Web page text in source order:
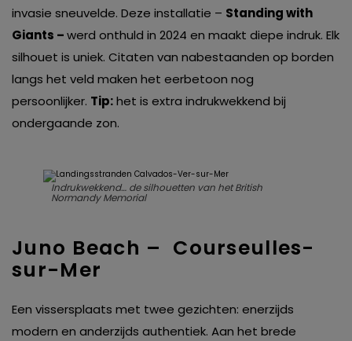
invasie sneuvelde. Deze installatie – Standing with
Giants –werd onthuld in 2024 en maakt diepe indruk. Elk
silhouet is uniek. Citaten van nabestaanden op borden
langs het veld maken het eerbetoon nog
persoonlijker. Tip:het is extra indrukwekkend bij
ondergaande zon.
Indrukwekkend… de silhouetten van het British
Normandy Memorial
Juno Beach – Courseulles-
sur-Mer
Een vissersplaats met twee gezichten: enerzijds
modern en anderzijds authentiek. Aan het brede